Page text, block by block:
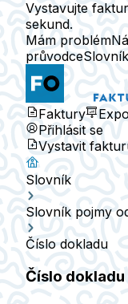
Vystavujte
sekund.
Mám problém
průvodceSlovník
Faktury
Přihlásit se
Vystavit
Slovník
Slovník pojmy
Číslo dokladu
Číslo dokladu